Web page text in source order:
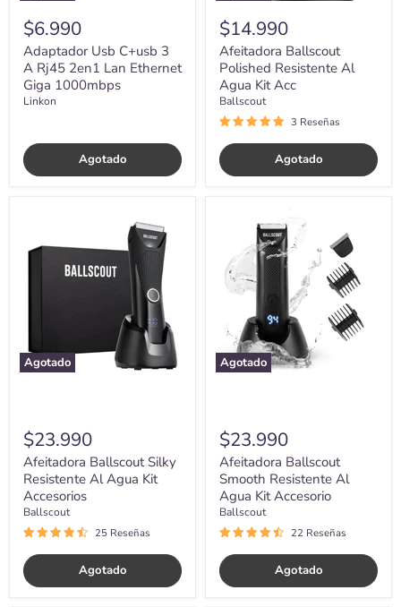
$6.990
Adaptador Usb C+usb 3
A Rj45 2en1 Lan Ethernet
Giga 1000mbps
Linkon
Agotado
$14.990
Afeitadora Ballscout
Polished Resistente Al
Agua Kit Acc
Ballscout
3 Reseñas
Agotado
Agotado
Silky
Resistente
$23.990
Afeitadora Ballscout Silky
Resistente Al Agua Kit
Accesorios
Ballscout
25 Reseñas
Agotado
Agotado
Ballscout
Smooth
Resistente
Al
Agua
Accesorio
$23.990
Afeitadora Ballscout
Smooth Resistente Al
Agua Kit Accesorio
Ballscout
22 Reseñas
Agotado